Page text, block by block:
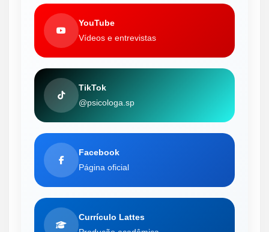
YouTube
Vídeos e entrevistas
TikTok
@psicologa.sp
Facebook
Página oficial
Currículo Lattes